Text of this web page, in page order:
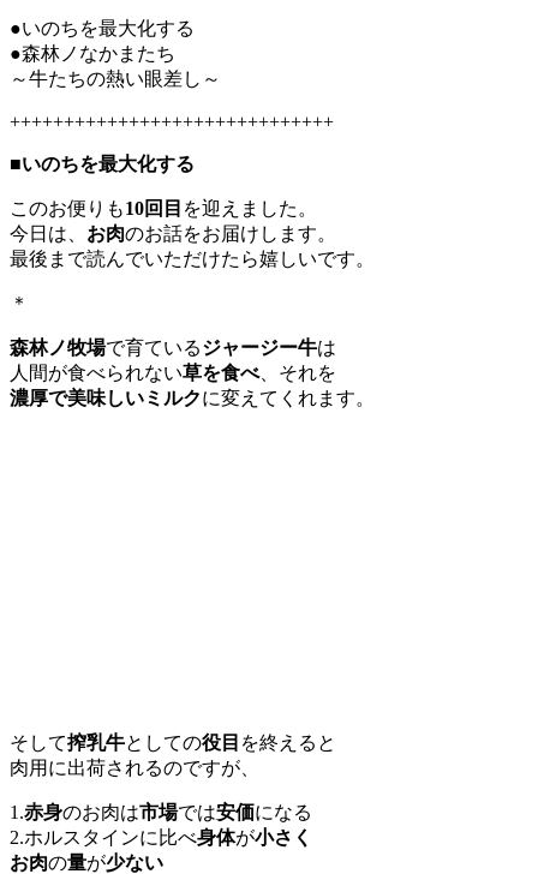
●いのちを最大化する
●森林ノなかまたち
～牛たちの熱い眼差し～
++++++++++++++++++++++++++++++
■いのちを最大化する
このお便りも10回目 を迎えました。
今日は、 お肉のお話をお届けします。
最後まで読んでいただけたら嬉しいです。
＊
森林ノ牧場で育ているジャージー牛は
人間が食べられない草を食べ、それを
濃厚で美味しいミルクに変えてくれます。
そして搾乳牛としての役目 を終えると
肉用に出荷されるのですが、
1.赤身のお肉は市場では安価になる
2.ホルスタインに比べ身体が小さく
お肉の量が少ない